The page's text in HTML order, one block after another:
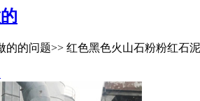
的的问题>> 红色黑色火山石粉粉红石